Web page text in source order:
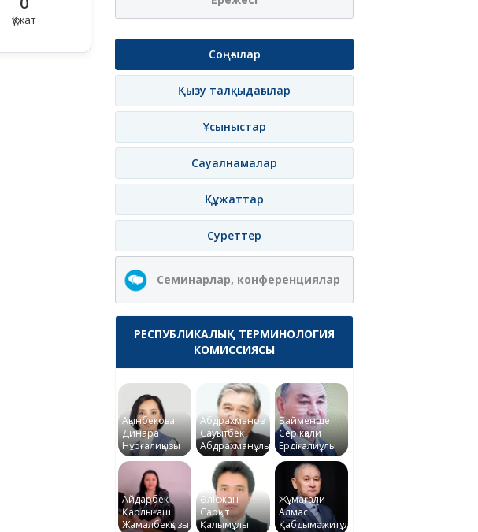
Құжат
Соңғылар
Қызу талқыдағылар
Ұсыныстар
Сауалнамалар
Құжаттар
Суреттер
Семинарлар, конференциялар
РЕСПУБЛИКАЛЫҚ ТЕРМИНОЛОГИЯ
КОМИССИЯСЫ
Ақынбекова
Динара
Нұрғалиқызы
Абдрахманов
Сауытбек
Абдрахманұлы
Байменше
Серікқали
Ердіғалиұлы
Айдарбек
Қарлығаш
Жамалбекқызы
Әлісжан
Сарқыт
Қалымұлы
Жұмағали
Алмас
Қабдымәжитұлы